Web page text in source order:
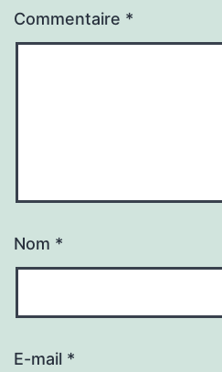
Commentaire *
Nom *
E-mail *